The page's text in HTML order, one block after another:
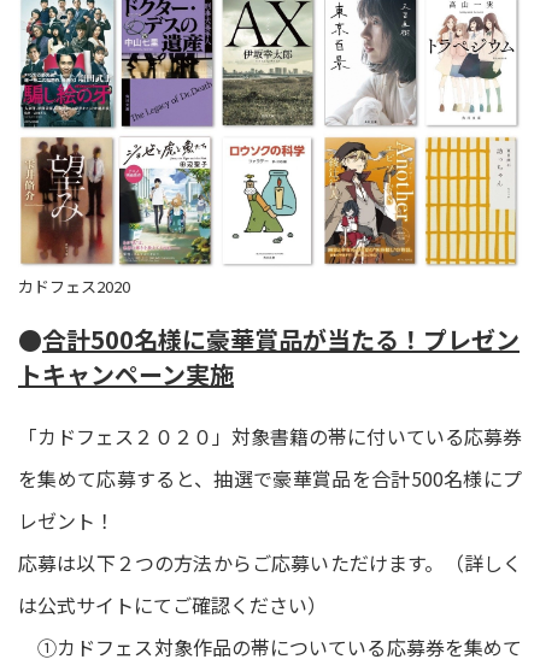
カドフェス2020
●合計500名様に豪華賞品が当たる！プレゼン
トキャンペーン実施
「カドフェス２０２０」対象書籍の帯に付いている応募券
を集めて応募すると、抽選で豪華賞品を合計500名様にプ
レゼント！
応募は以下２つの方法からご応募いただけます。（詳しく
は公式サイトにてご確認ください）
①カドフェス対象作品の帯についている応募券を集めて